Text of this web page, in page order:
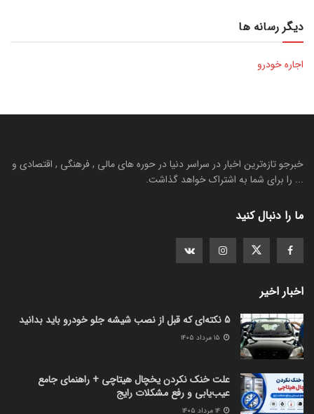
دیگر رسانه ها
اجاره خودرو
خبرجو تازه‌ترین اخبار در سراسر دنیا در حوره های مالی , فرهنگی , اقتصادی و
... را برای شما به اشتراک خواهد گذاشت.
ما را دنبال کنید
اخبار اخیر
5 نکته‌ای که قبل از نصب شیشه جلو خودرو باید بدانید
علت خنک نکردن یخچال هیتاچی + راهنمای جامع
عیب‌یابی و رفع مشکلات رایج